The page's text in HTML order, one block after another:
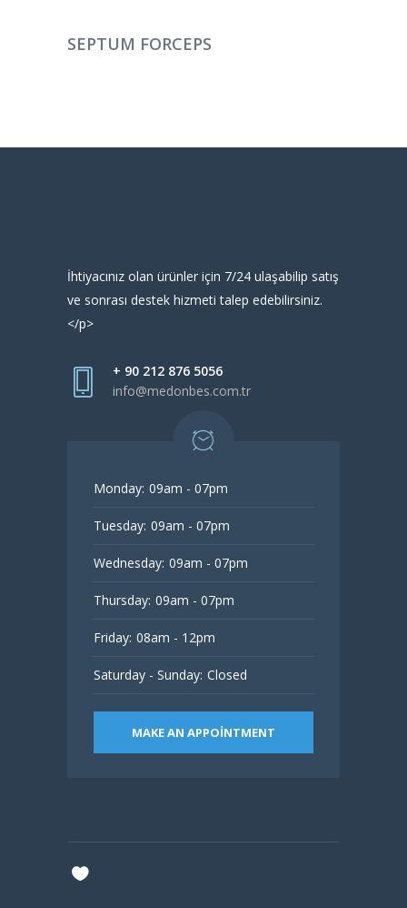
DEVAMINI OKU
SEPTUM FORCEPS
İhtiyacınız olan ürünler için 7/24 ulaşabilip satış
ve sonrası destek hizmeti talep edebilirsiniz.
</p>
+ 90 212 876 5056
info@medonbes.com.tr
Monday: 09am - 07pm
Tuesday: 09am - 07pm
Wednesday: 09am - 07pm
Thursday: 09am - 07pm
Friday: 08am - 12pm
Saturday - Sunday: Closed
MAKE AN APPOINTMENT